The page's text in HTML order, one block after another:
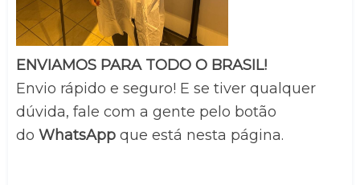
ENVIAMOS PARA TODO O BRASIL!
Envio rápido e seguro! E se tiver qualquer
dúvida, fale com a gente pelo botão
do WhatsApp que está nesta página.